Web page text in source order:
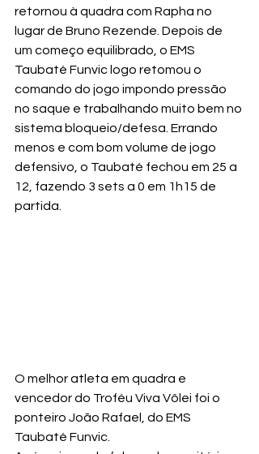
retornou à quadra com Rapha no
lugar de Bruno Rezende. Depois de
um começo equilibrado, o EMS
Taubaté Funvic logo retomou o
comando do jogo impondo pressão
no saque e trabalhando muito bem no
sistema bloqueio/defesa. Errando
menos e com bom volume de jogo
defensivo, o Taubaté fechou em 25 a
12, fazendo 3 sets a 0 em 1h15 de
partida.
O melhor atleta em quadra e
vencedor do Troféu Viva Vôlei foi o
ponteiro João Rafael, do EMS
Taubaté Funvic.